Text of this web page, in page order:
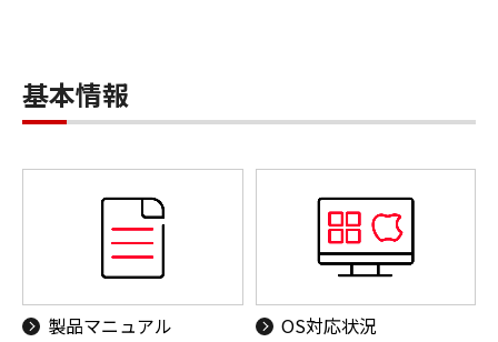
基本情報
製品マニュアル OS対応状況